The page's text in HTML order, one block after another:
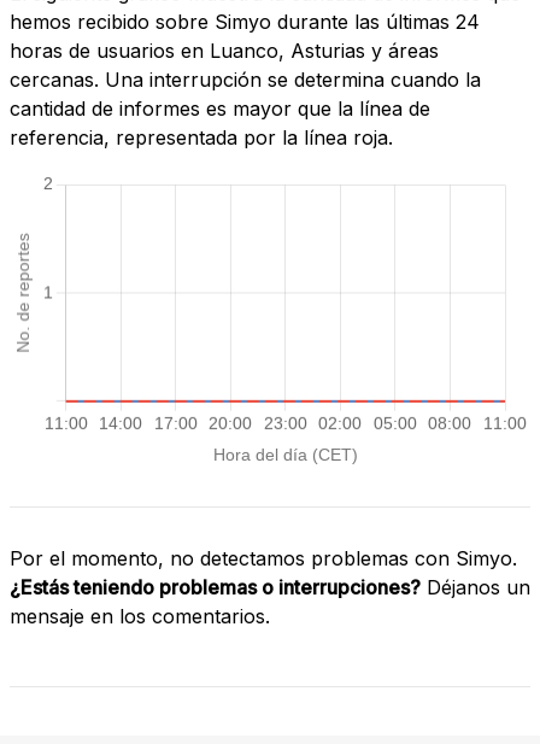
hemos recibido sobre Simyo durante las últimas 24
horas de usuarios en Luanco, Asturias y áreas
cercanas. Una interrupción se determina cuando la
cantidad de informes es mayor que la línea de
referencia, representada por la línea roja.
Por el momento, no detectamos problemas con Simyo.
¿Estás teniendo problemas o interrupciones? Déjanos un
mensaje en los comentarios.